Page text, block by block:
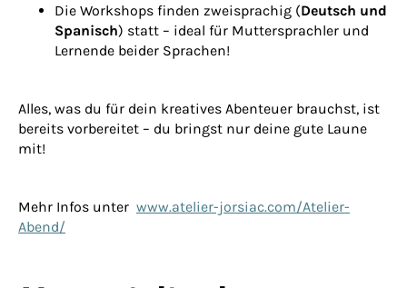
Die Workshops finden zweisprachig (Deutsch und
Spanisch) statt – ideal für Muttersprachler und
Lernende beider Sprachen!
Alles, was du für dein kreatives Abenteuer brauchst, ist
bereits vorbereitet – du bringst nur deine gute Laune
mit!
Mehr Infos unter www.atelier-jorsiac.com/Atelier-
Abend/